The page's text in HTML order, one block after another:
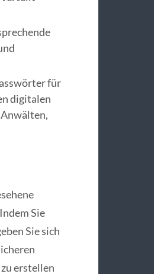
für
digitalen
Sie
Sie sich
erstellen